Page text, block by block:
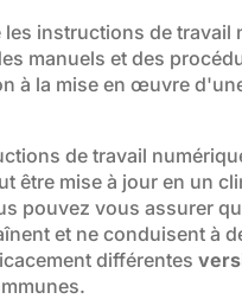
instructions de
manuels et des
à la mise en œuvre
de travail
être mise à jour en un
pouvez vous assurer
et ne conduisent à
différentes